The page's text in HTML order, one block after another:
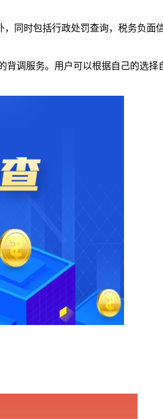
同时包括行政处罚查询，税务负
调服务。用户可以根据自己的选